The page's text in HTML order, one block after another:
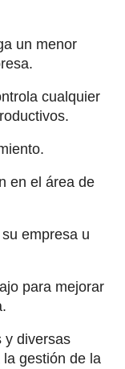
un menor
cualquier
en el área de
empresa u
para mejorar
y diversas
gestión de la